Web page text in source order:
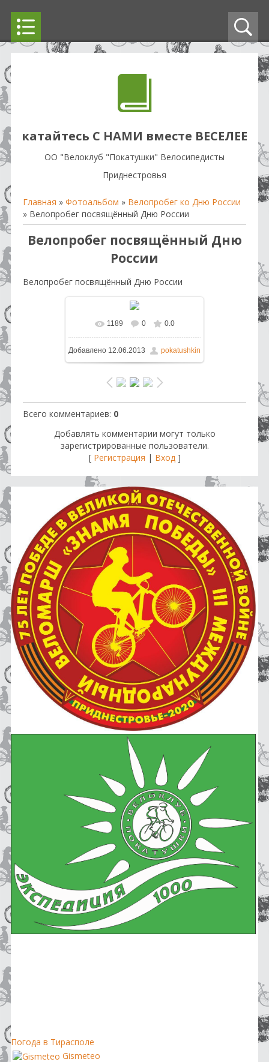
катайтесь С НАМИ вместе ВЕСЕЛЕЕ
OO "Велоклуб "Покатушки" Велосипедисты
Приднестровья
Главная » Фотоальбом » Велопробег ко Дню России
» Велопробег посвящённый Дню России
Велопробег посвящённый Дню
России
Велопробег посвящённый Дню России
В реальном размере 1600x1283
/ 859.6Kb
1189 0 0.0
Добавлено 12.06.2013 pokatushkin
Всего комментариев: 0
Добавлять комментарии могут только
зарегистрированные пользователи.
[ Регистрация | Вход]
Погода в Тирасполе
Gismeteo